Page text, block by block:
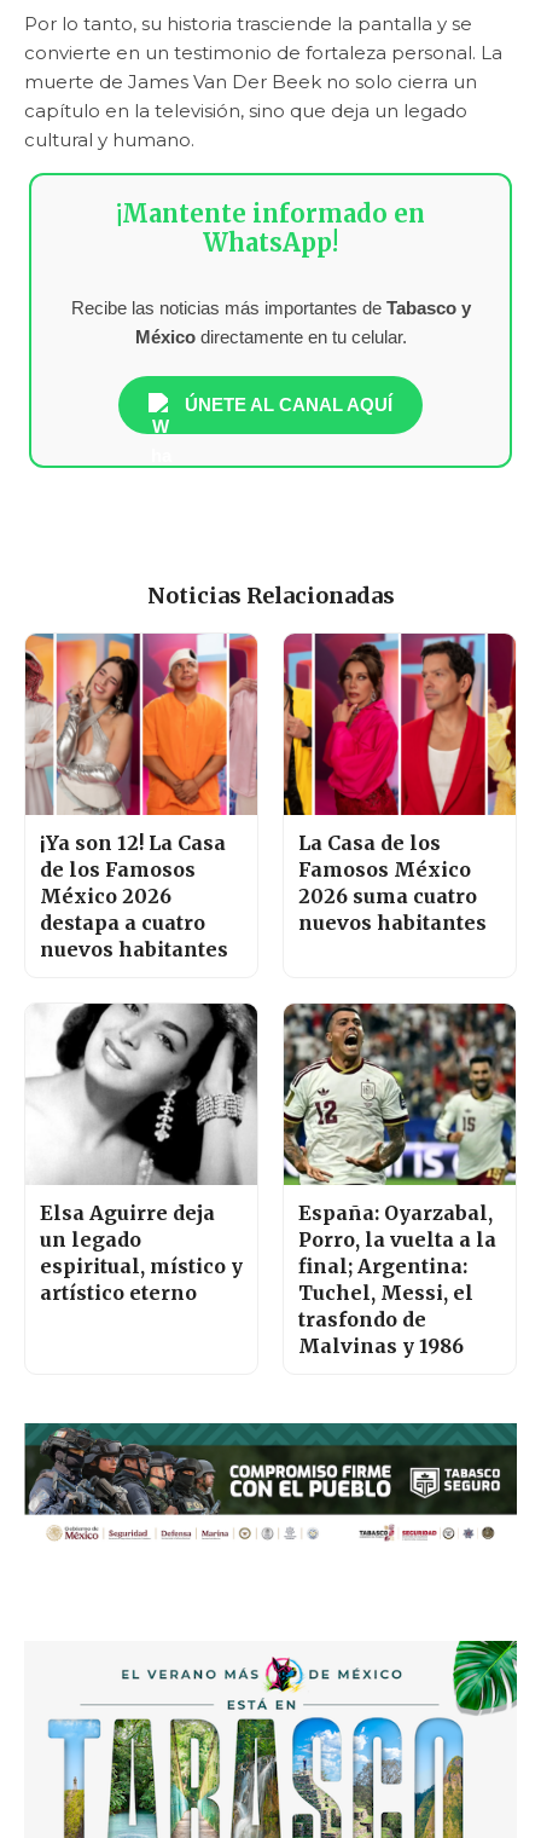
Por lo tanto, su historia trasciende la pantalla y se
convierte en un testimonio de fortaleza personal. La
muerte de James Van Der Beek no solo cierra un
capítulo en la televisión, sino que deja un legado
cultural y humano.
¡Mantente informado en
WhatsApp!
Recibe las noticias más importantes de Tabasco y
Méxicodirectamente en tu celular.
ÚNETE AL CANAL AQUÍ
Noticias Relacionadas
¡Ya son 12! La Casa
de los Famosos
México 2026
destapa a cuatro
nuevos habitantes
La Casa de los
Famosos México
2026 suma cuatro
nuevos habitantes
Elsa Aguirre deja
un legado
espiritual, místico y
artístico eterno
España: Oyarzabal,
Porro, la vuelta a la
final; Argentina:
Tuchel, Messi, el
trasfondo de
Malvinas y 1986